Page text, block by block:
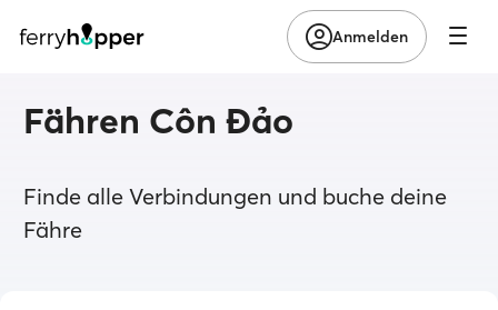
Anmelden
Fähren Côn Đảo
Finde alle Verbindungen und buche deine
Fähre